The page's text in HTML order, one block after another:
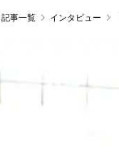
記事一覧 インタビュー